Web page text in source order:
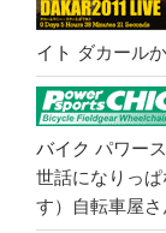
イト ダカール
バイク パワー
世話になりっ
す）自転車屋さ